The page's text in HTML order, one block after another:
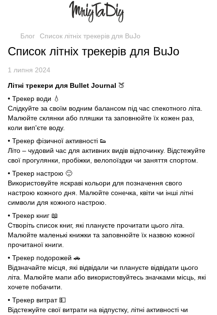
Блог Список літніх трекерів для BuJo
Список літніх трекерів для BuJo
1 липня 2024
Літні трекери для Bullet Journal 🍑
• Трекер води 💧
Слідкуйте за своїм водним балансом під час спекотного літа.
Малюйте склянки або пляшки та заповнюйте їх кожен раз,
коли вип'єте воду.
• Трекер фізичної активності 👟
Літо – чудовий час для активних видів відпочинку. Відстежуйте
свої прогулянки, пробіжки, велопоїздки чи заняття спортом.
• Трекер настрою 🙂
Використовуйте яскраві кольори для позначення свого
настрою кожного дня. Малюйте сонечка, квіти чи інші літні
символи для кожного настрою.
• Трекер книг 📖
Створіть список книг, які плануєте прочитати цього літа.
Малюйте маленькі книжки та заповнюйте їх назвою кожної
прочитаної книги.
• Трекер подорожей 🚗
Відзначайте місця, які відвідали чи плануєте відвідати цього
літа. Малюйте мапи або використовуйтесь значками місць, які
хочете побачити.
• Трекер витрат 💵
Відстежуйте свої витрати на відпустку, літні активності чи